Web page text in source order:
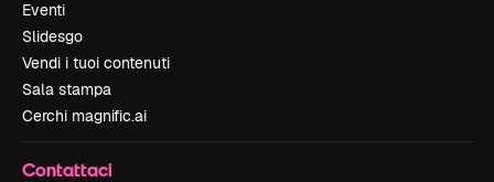
Eventi
Slidesgo
Vendi i tuoi contenuti
Sala stampa
Cerchi magnific.ai
Contattaci